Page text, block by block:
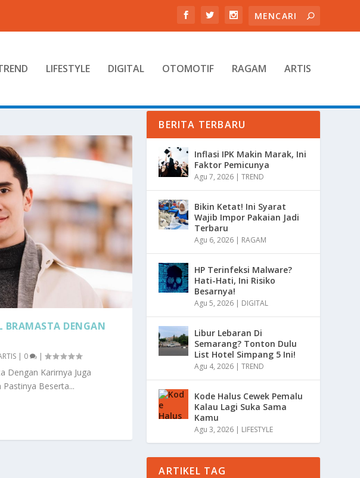
LIFESTYLE DIGITAL OTOMOTIF RAGAM ARTIS
BRAMASTA DENGAN
| 0 |
Dengan Karirnya Juga
Beserta...
BERITA TERBARU
Inflasi IPK Makin Marak, Ini
Faktor Pemicunya
Agu 7, 2026 |TREND
Bikin Ketat! Ini Syarat
Wajib Impor Pakaian Jadi
Terbaru
Agu 6, 2026 | RAGAM
HP Terinfeksi Malware?
Hati-Hati, Ini Risiko
Besarnya!
Agu 5, 2026 | DIGITAL
Libur Lebaran Di
Semarang? Tonton Dulu
List Hotel Simpang 5 Ini!
Agu 4, 2026 |TREND
Kode Halus Cewek Pemalu
Kalau Lagi Suka Sama
Kamu
Agu 3, 2026 | LIFESTYLE
ARTIKEL TAG